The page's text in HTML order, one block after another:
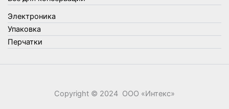
Электроника
Элементы питания
Электроника
Упаковка
Перчатки
Copyright © 2024 ООО «‎Интекс»‎